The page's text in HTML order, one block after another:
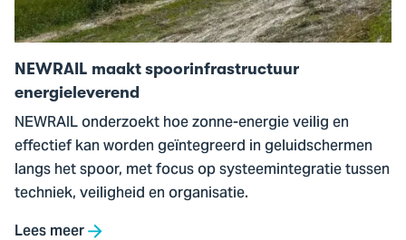
NEWRAIL maakt spoorinfrastructuur
energieleverend
NEWRAIL onderzoekt hoe zonne-energie veilig en
effectief kan worden geïntegreerd in geluidschermen
langs het spoor, met focus op systeemintegratie tussen
techniek, veiligheid en organisatie.
Lees meer